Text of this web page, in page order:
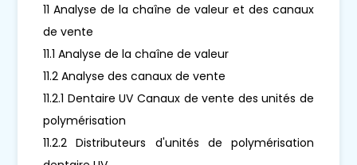
11 Analyse de la chaîne de valeur et des canaux
de vente
11.1 Analyse de la chaîne de valeur
11.2 Analyse des canaux de vente
11.2.1 Dentaire UV Canaux de vente des unités de
polymérisation
11.2.2 Distributeurs d'unités de polymérisation